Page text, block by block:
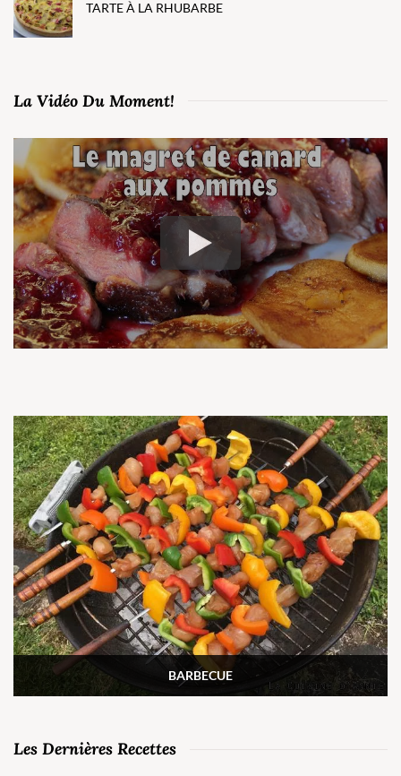
TARTE À LA RHUBARBE
La Vidéo Du Moment!
BARBECUE
Les Dernières Recettes